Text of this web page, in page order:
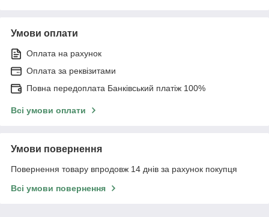
Умови оплати
Оплата на рахунок
Оплата за реквізитами
Повна передоплата Банківський платіж 100%
Всі умови оплати
Умови повернення
Повернення товару впродовж 14 днів за рахунок покупця
Всі умови повернення